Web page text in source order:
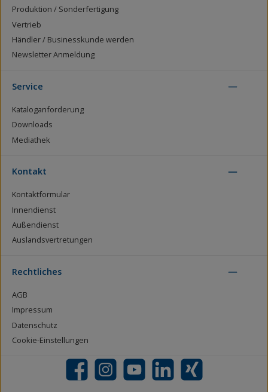
Produktion / Sonderfertigung
Vertrieb
Händler / Businesskunde werden
Newsletter Anmeldung
Service
Kataloganforderung
Downloads
Mediathek
Kontakt
Kontaktformular
Innendienst
Außendienst
Auslandsvertretungen
Rechtliches
AGB
Impressum
Datenschutz
Cookie-Einstellungen
Facebook Instagram YouTube LinkedIn Xing